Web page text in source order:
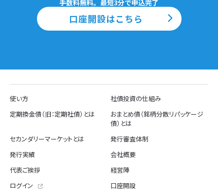
手数料無料。最短3分で申込完了
口座開設はこちら
使い方
社債投資の仕組み
定期換金債（旧：定期社債）とは
おまとめ債（銘柄分散リパッケージ
債）とは
セカンダリーマーケットとは
発行審査体制
発行実績
会社概要
代表ご挨拶
経営陣
ログイン
口座開設